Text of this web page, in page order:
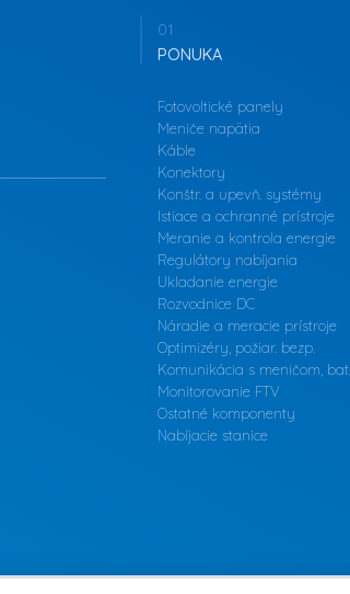
01
PONUKA
Fotovoltické panely
Meniče napätia
Káble
Konektory
Konštr. a upevň. systémy
Istiace a ochranné prístroje
Meranie a kontrola energie
Regulátory nabíjania
Ukladanie energie
Rozvodnice DC
Náradie a meracie prístroje
Optimizéry, požiar. bezp.
Komunikácia s meničom, bat.
Monitorovanie FTV
Ostatné komponenty
Nabíjacie stanice